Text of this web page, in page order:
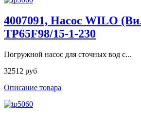
4007091, Насос WILO
TP65F98/15-1-230
Погружной насос для сточных вод с...
32512 руб
Описание товара